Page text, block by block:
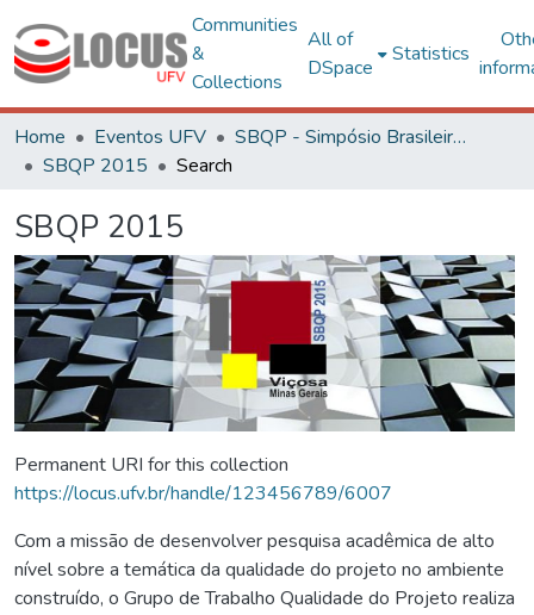
Communities
&
Collections
All of
DSpace
Statistics
Home Eventos UFV
SBQP - Simpósio Brasileiro de Qualidade do Projeto no Ambiente Construído
SBQP 2015
Search
SBQP 2015
Permanent URI for this collection
https://locus.ufv.br/handle/123456789/6007
Com a missão de desenvolver pesquisa acadêmica de alto
nível sobre a temática da qualidade do projeto no ambiente
construído, o Grupo de Trabalho Qualidade do Projeto realiza